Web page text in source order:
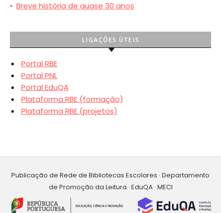
• Breve história de quase 30 anos
LIGAÇÕES ÚTEIS
Portal RBE
Portal PNL
Portal EduQA
Plataforma RBE (formação)
Plataforma RBE (projetos)
Publicação de Rede de Bibliotecas Escolares · Departamento
de Promoção da Leitura · EduQA · MECI